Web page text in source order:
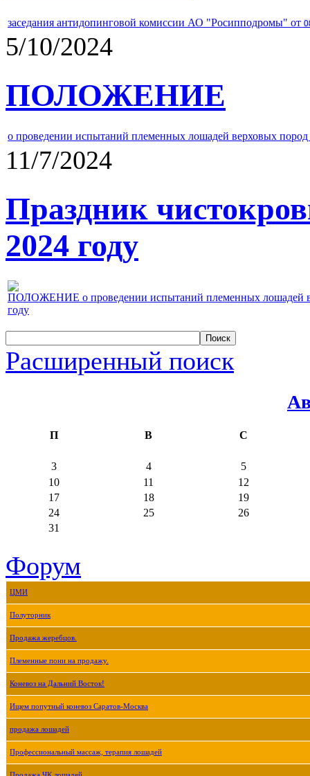
заседания антидопинговой комиссии АО "Росипподромы" от
5/10/2024
ПОЛОЖЕНИЕ
о проведении испытаний племенных лошадей верховых
11/7/2024
Праздник
2024 году
ПОЛОЖЕНИЕ о проведении испытаний племенных лошадей
году
Расширенный поиск
П В С
3 4
5
10
11
12
17
18
19
24
25
26
31
Форум
ЦМИ
Полуторник
Продажа жеребцов.
Племенные пони на продажу.
Коневоз на Дальний Восток!
Ищем попутный коневоз Саратов-Москва
продажа лошадей
Профессиональный массаж, терапия лошадей